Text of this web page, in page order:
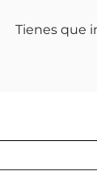
Tienes que